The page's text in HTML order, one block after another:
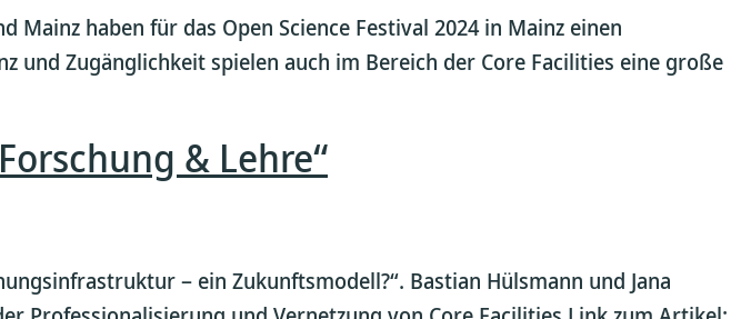
haben für das Open Science Festival 2024 in Mainz einen
und Zugänglichkeit spielen auch im Bereich der Core Facilities eine große
& Lehre“
– ein Zukunftsmodell?“. Bastian Hülsmann und Jana